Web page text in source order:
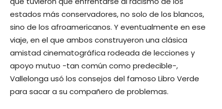
estados más conservadores, no solo de los blancos,
sino de los afroamericanos. Y eventualmente en ese
viaje, en el que ambos construyeron una clásica
amistad cinematográfica rodeada de lecciones y
apoyo mutuo -tan común como predecible-,
Vallelonga usó los consejos del famoso Libro Verde
para sacar a su compañero de problemas.